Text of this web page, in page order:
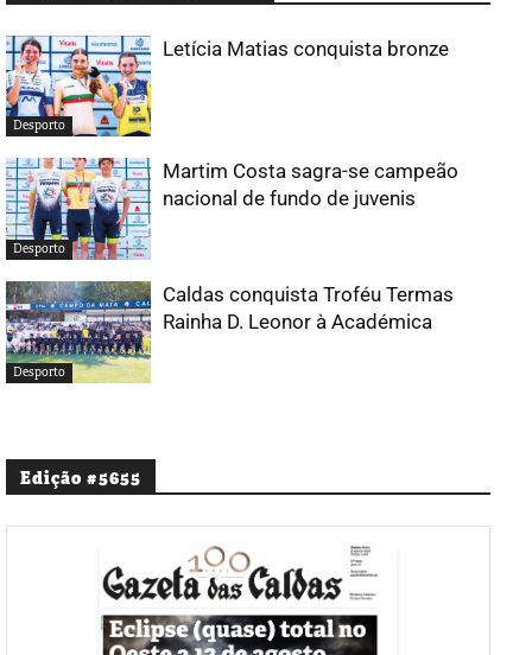
Desporto
Letícia Matias conquista bronze
Desporto
Martim Costa sagra-se campeão
nacional de fundo de juvenis
Desporto
Caldas conquista Troféu Termas
Rainha D. Leonor à Académica
Edição #5655